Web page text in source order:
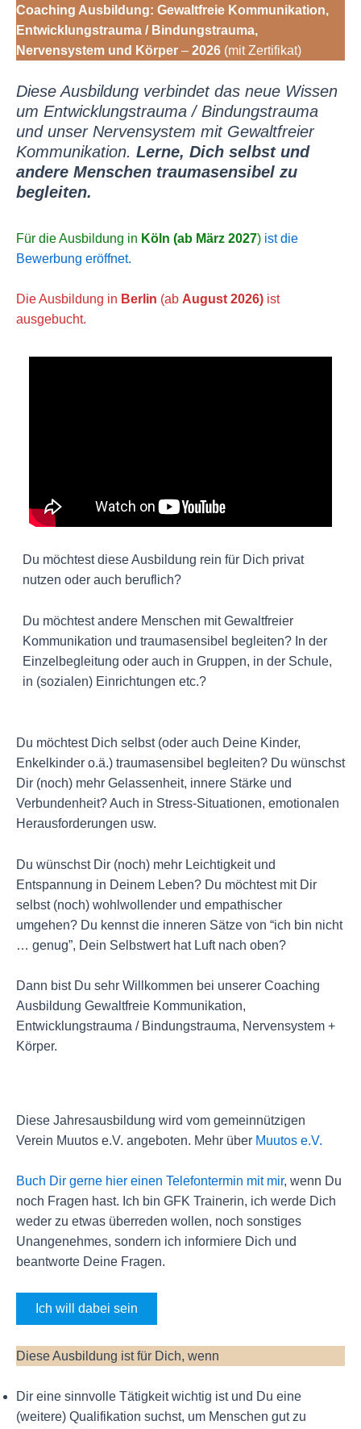
Zum
Inhalt
springen
Coaching Ausbildung: Gewaltfreie Kommunikation,
Entwicklungstrauma / Bindungstrauma,
Nervensystem und Körper – 2026 (mit Zertifikat)
Diese Ausbildung verbindet das neue Wissen
um Entwicklungstrauma / Bindungstrauma
und unser Nervensystem mit Gewaltfreier
Kommunikation. Lerne, Dich selbst und
andere Menschen traumasensibel zu
begleiten.
Für die Ausbildung in Köln (ab März 2027) ist die
Bewerbung eröffnet.
Die Ausbildung in Berlin (ab August 2026) ist
ausgebucht.
Du möchtest diese Ausbildung rein für Dich privat
nutzen oder auch beruflich?
Du möchtest andere Menschen mit Gewaltfreier
Kommunikation und traumasensibel begleiten? In der
Einzelbegleitung oder auch in Gruppen, in der Schule,
in (sozialen) Einrichtungen etc.?
Du möchtest Dich selbst (oder auch Deine Kinder,
Enkelkinder o.ä.) traumasensibel begleiten? Du wünschst
Dir (noch) mehr Gelassenheit, innere Stärke und
Verbundenheit? Auch in Stress-Situationen, emotionalen
Herausforderungen usw.
Du wünschst Dir (noch) mehr Leichtigkeit und
Entspannung in Deinem Leben? Du möchtest mit Dir
selbst (noch) wohlwollender und empathischer
umgehen? Du kennst die inneren Sätze von “ich bin nicht
… genug”, Dein Selbstwert hat Luft nach oben?
Dann bist Du sehr Willkommen bei unserer Coaching
Ausbildung Gewaltfreie Kommunikation,
Entwicklungstrauma / Bindungstrauma, Nervensystem +
Körper.
Diese Jahresausbildung wird vom gemeinnützigen
Verein Muutos e.V. angeboten. Mehr über Muutos e.V.
Buch Dir gerne hier einen Telefontermin mit mir, wenn Du
noch Fragen hast. Ich bin GFK Trainerin, ich werde Dich
weder zu etwas überreden wollen, noch sonstiges
Unangenehmes, sondern ich informiere Dich und
beantworte Deine Fragen.
Ich will dabei sein
Diese Ausbildung ist für Dich, wenn
Dir eine sinnvolle Tätigkeit wichtig ist und Du eine
(weitere) Qualifikation suchst, um Menschen gut zu